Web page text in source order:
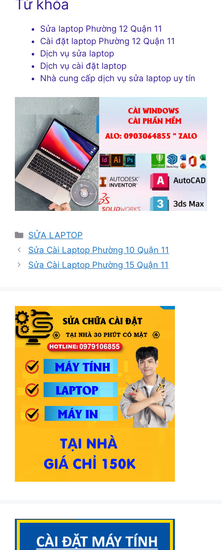
Từ khóa
Sửa laptop Phường 12 Quận 11
Cài đặt laptop Phường 12 Quận 11
Dịch vụ sửa laptop
Dịch vụ cài đặt laptop
Nhà cung cấp dịch vụ sửa laptop uy tín
Danh
mục
SỬA LAPTOP
Sửa Cài Laptop Phường 10 Quận 11
Sửa Cài Laptop Phường 15 Quận 11